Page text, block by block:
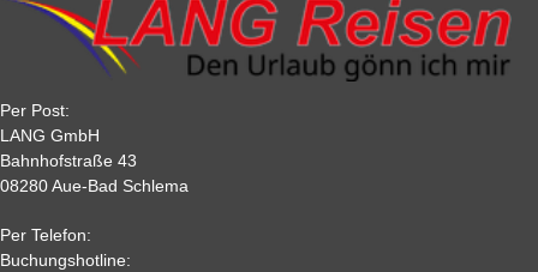
Tagesfahrten sind als kompletter Reisebetrag innerhalb von 10
Tagen nach der Buchung zu zahlen.
60 20 % 25 % 30 % 30 %
40 % 40 % 50 % 50 %
7
2
Per Post:
LANG GmbH
Bahnhofstraße 43
08280 Aue-Bad Schlema
Per Telefon:
Buchungshotline: